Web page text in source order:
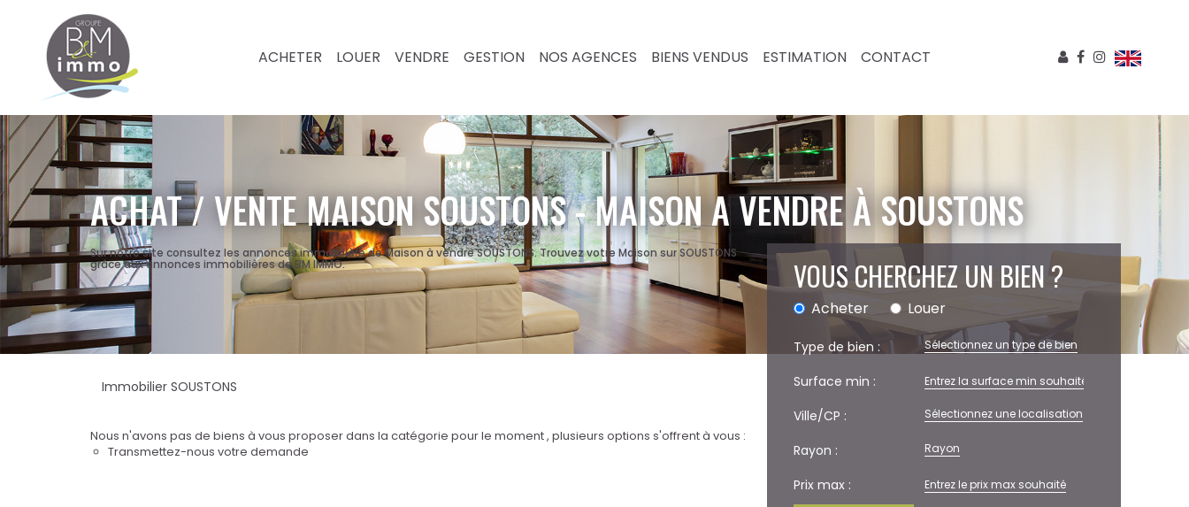
ACHETER LOUER VENDRE GESTION NOS AGENCES BIENS VENDUS ESTIMATION CONTACT
ACHAT / VENTE MAISON SOUSTONS - MAISON A VENDRE À SOUSTONS
Sur notre site consultez les annonces immobilière de Maison à vendre SOUSTONS. Trouvez votre Maison sur SOUSTONS
grâce aux annonces immobilières de BM IMMO. VOUS CHERCHEZ UN BIEN ?
Acheter Louer
Type de bien : Sélectionnez un type de bien
Surface min :
Ville/CP :
Sélectionnez une localisation
Rayon : Rayon
Prix max :
Immobilier SOUSTONS
Nous n'avons pas de biens à vous proposer dans la catégorie pour le moment , plusieurs options s'offrent à vous :
Transmettez-nous votre demande